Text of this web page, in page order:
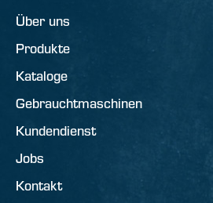
Über uns
Produkte
Kataloge
Gebrauchtmaschinen
Kundendienst
Jobs
Kontakt